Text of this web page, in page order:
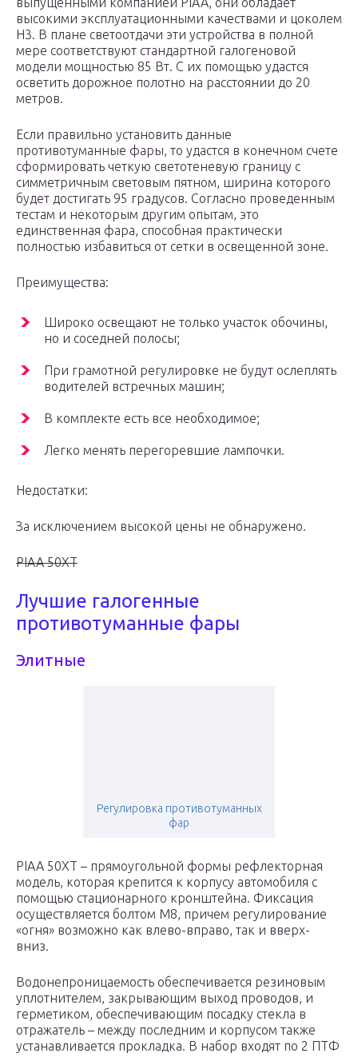
высокими эксплуатационными качествами и цоколем
Н3. В плане светоотдачи эти устройства в полной
мере соответствуют стандартной галогеновой
модели мощностью 85 Вт. С их помощью удастся
осветить дорожное полотно на расстоянии до 20
метров.
Если правильно установить данные
противотуманные фары, то удастся в конечном счете
сформировать четкую светотеневую границу с
симметричным световым пятном, ширина которого
будет достигать 95 градусов. Согласно проведенным
тестам и некоторым другим опытам, это
единственная фара, способная практически
полностью избавиться от сетки в освещенной зоне.
Преимущества:
Широко освещают не только участок обочины,
но и соседней полосы;
При грамотной регулировке не будут ослеплять
водителей встречных машин;
В комплекте есть все необходимое;
Легко менять перегоревшие лампочки.
Недостатки:
За исключением высокой цены не обнаружено.
PIAA 50XT
Лучшие галогенные
противотуманные фары
Элитные
Регулировка противотуманных
фар
PIAA 50XT – прямоугольной формы рефлекторная
модель, которая крепится к корпусу автомобиля с
помощью стационарного кронштейна. Фиксация
осуществляется болтом М8, причем регулирование
«огня» возможно как влево-вправо, так и вверх-
вниз.
Водонепроницаемость обеспечивается резиновым
уплотнителем, закрывающим выход проводов, и
герметиком, обеспечивающим посадку стекла в
отражатель – между последним и корпусом также
устанавливается прокладка. В набор входят по 2 ПТФ